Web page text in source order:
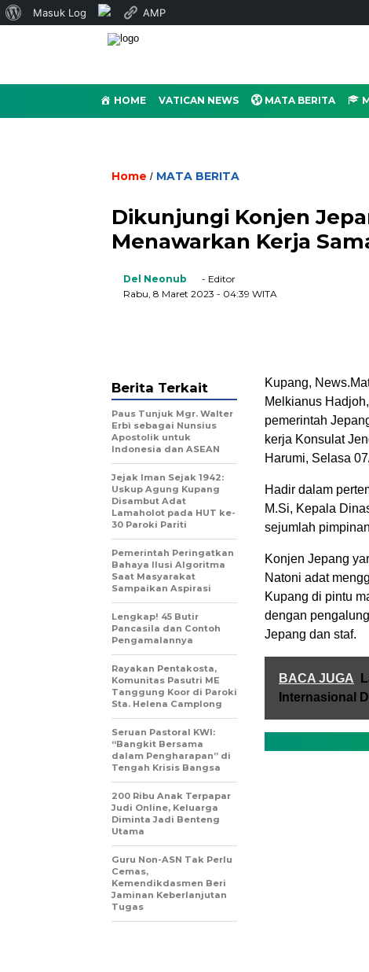
Tentang
Masuk Log AMP
HOME VATICAN NEWS MATA BERITA
Home / MATA BERITA
Dikunjungi Konjen
Menawarkan Kerja
Del Neonub
- Editor
Rabu, 8 Maret 2023 - 04:39 WITA
Kupang,
Melkianus
pemerintah
kerja Konsulat
Harumi, Selasa
Hadir dalam
M.Si, Kepala
sejumlah
Konjen Jepang
Natoni adat
Kupang di pintu
dengan
Jepang dan staf.
BACA JUGA
Internasional
Berita Terkait
Paus Tunjuk Mgr. Walter
Erbì sebagai Nunsius
Apostolik untuk
Indonesia dan ASEAN
Jejak Iman Sejak 1942:
Uskup Agung Kupang
Disambut Adat
Lamaholot pada HUT ke-
30 Paroki Pariti
Pemerintah Peringatkan
Bahaya Ilusi Algoritma
Saat Masyarakat
Sampaikan Aspirasi
Lengkap! 45 Butir
Pancasila dan Contoh
Pengamalannya
Rayakan Pentakosta,
Komunitas Pasutri ME
Tanggung Koor di Paroki
Sta. Helena Camplong
Seruan Pastoral KWI:
“Bangkit Bersama
dalam Pengharapan” di
Tengah Krisis Bangsa
200 Ribu Anak Terpapar
Judi Online, Keluarga
Diminta Jadi Benteng
Utama
Guru Non-ASN Tak Perlu
Cemas,
Kemendikdasmen Beri
Jaminan Keberlanjutan
Tugas